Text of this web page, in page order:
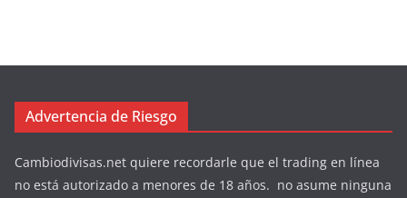
Advertencia de Riesgo
Cambiodivisas.net quiere recordarle que el trading en línea
no está autorizado a menores de 18 años. no asume ninguna